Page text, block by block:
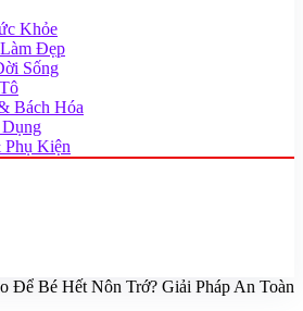
Khỏe
Đẹp
Sống
Bách Hóa
Kiện
Để Bé Hết Nôn Trớ? Giải Pháp An Toàn